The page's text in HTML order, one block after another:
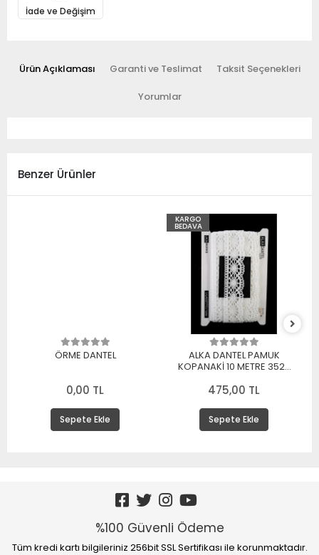
İade ve Değişim
Ürün Açıklaması Garanti ve Teslimat Taksit Seçenekleri
Yorumlar
Benzer Ürünler
ÖRME DANTEL
0,00 TL
Sepete Ekle
KARGO
BEDAVA
ALKA DANTEL PAMUK
KOPANAKİ 10 METRE 3520
475,00 TL
Sepete Ekle
%100 Güvenli Ödeme
Tüm kredi kartı bilgileriniz 256bit SSL Sertifikası ile korunmaktadır.